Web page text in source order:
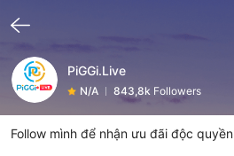
Follow mình để nhận ưu đãi độc quyền
PiGGi.Live
N/A 843,8k Followers